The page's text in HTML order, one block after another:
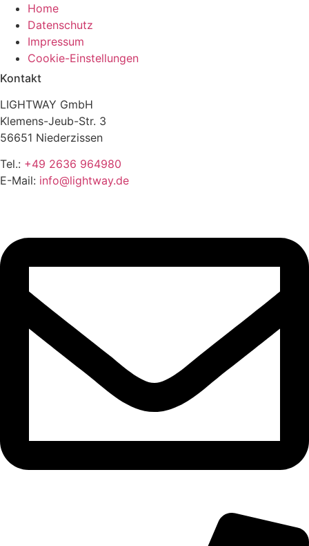
Home
Datenschutz
Impressum
Cookie-Einstellungen
Kontakt
LIGHTWAY GmbH
Klemens-Jeub-Str. 3
56651 Niederzissen
Tel.: +49 2636 964980
E-Mail: info@lightway.de